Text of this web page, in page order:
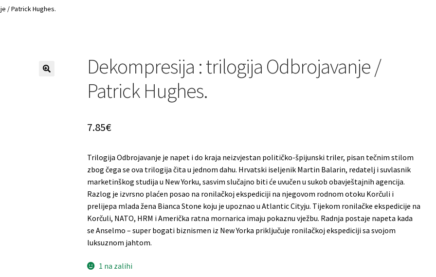
/ Patrick Hughes.
Dekompresija : trilogija Odbrojavanje /
Patrick Hughes.
7.85€
Trilogija Odbrojavanje je napet i do kraja neizvjestan političko-špijunski triler, pisan tečnim stilom
zbog čega se ova trilogija čita u jednom dahu. Hrvatski iseljenik Martin Balarin, redatelj i suvlasnik
marketinškog studija u New Yorku, sasvim slučajno biti će uvučen u sukob obavještajnih agencija.
Razlog je izvrsno plaćen posao na ronilačkoj ekspediciji na njegovom rodnom otoku Korčuli i
prelijepa mlada žena Bianca Stone koju je upoznao u Atlantic Cityju. Tijekom ronilačke ekspedicije na
Korčuli, NATO, HRM i Američka ratna mornarica imaju pokaznu vježbu. Radnja postaje napeta kada
se Anselmo – super bogati biznismen iz New Yorka priključuje ronilačkoj ekspediciji sa svojom
luksuznom jahtom.
1 na zalihi